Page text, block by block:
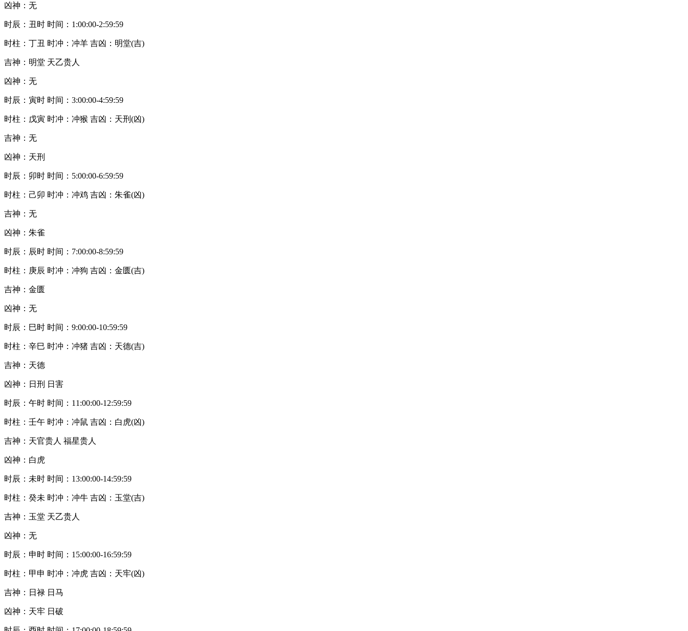
凶神：无
时辰：丑时 时间：1:00:00-2:59:59
时柱：丁丑 时冲：冲羊 吉凶：明堂(吉)
吉神：明堂 天乙贵人
凶神：无
时辰：寅时 时间：3:00:00-4:59:59
时柱：戊寅 时冲：冲猴 吉凶：天刑(凶)
吉神：无
凶神：天刑
时辰：卯时 时间：5:00:00-6:59:59
时柱：己卯 时冲：冲鸡 吉凶：朱雀(凶)
吉神：无
凶神：朱雀
时辰：辰时 时间：7:00:00-8:59:59
时柱：庚辰 时冲：冲狗 吉凶：金匮(吉)
吉神：金匮
凶神：无
时辰：巳时 时间：9:00:00-10:59:59
时柱：辛巳 时冲：冲猪 吉凶：天德(吉)
吉神：天德
凶神：日刑 日害
时辰：午时 时间：11:00:00-12:59:59
时柱：壬午 时冲：冲鼠 吉凶：白虎(凶)
吉神：天官贵人 福星贵人
凶神：白虎
时辰：未时 时间：13:00:00-14:59:59
时柱：癸未 时冲：冲牛 吉凶：玉堂(吉)
吉神：玉堂 天乙贵人
凶神：无
时辰：申时 时间：15:00:00-16:59:59
时柱：甲申 时冲：冲虎 吉凶：天牢(凶)
吉神：日禄 日马
凶神：天牢 日破